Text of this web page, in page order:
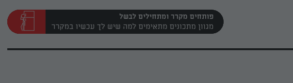
פותחים מקרר ומתחילים לבשל